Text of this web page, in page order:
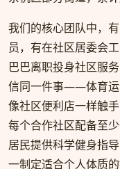
我们的核心团队中，
员，有在社区居委会
巴巴离职投身社区服
信同一件事——体育运
像社区便利店一样触
每个合作社区配备至
居民提供科学健身指
一制定适合个人体质的